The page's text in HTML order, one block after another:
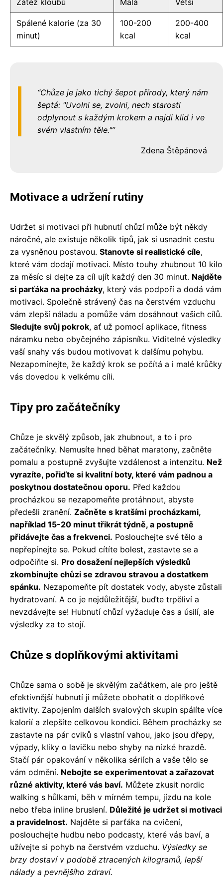
Zátěž kloubů Malá Větší
Spálené kalorie (za 30
minut)
100-200
kcal
200-400
kcal
Chůze je jako tichý šepot přírody, který nám
šeptá: "Uvolni se, zvolni, nech starosti
odplynout s každým krokem a najdi klid i ve
svém vlastním těle."
Zdena Štěpánová
Motivace a udržení rutiny
Udržet si motivaci při hubnutí chůzí může být někdy
náročné, ale existuje několik tipů, jak si usnadnit cestu
za vysněnou postavou. Stanovte si realistické cíle,
které vám dodají motivaci. Místo touhy zhubnout 10 kilo
za měsíc si dejte za cíl ujít každý den 30 minut. Najděte
si parťáka na procházky, který vás podpoří a dodá vám
motivaci. Společně strávený čas na čerstvém vzduchu
vám zlepší náladu a pomůže vám dosáhnout vašich cílů.
Sledujte svůj pokrok, ať už pomocí aplikace, fitness
náramku nebo obyčejného zápisníku. Viditelné výsledky
vaší snahy vás budou motivovat k dalšímu pohybu.
Nezapomínejte, že každý krok se počítá a i malé krůčky
vás dovedou k velkému cíli.
Tipy pro začátečníky
Chůze je skvělý způsob, jak zhubnout, a to i pro
začátečníky. Nemusíte hned běhat maratony, začněte
pomalu a postupně zvyšujte vzdálenost a intenzitu. Než
vyrazíte, pořiďte si kvalitní boty, které vám padnou a
poskytnou dostatečnou oporu. Před každou
procházkou se nezapomeňte protáhnout, abyste
předešli zranění. Začněte s kratšími procházkami,
například 15-20 minut třikrát týdně, a postupně
přidávejte čas a frekvenci. Poslouchejte své tělo a
nepřepínejte se. Pokud cítíte bolest, zastavte se a
odpočiňte si. Pro dosažení nejlepších výsledků
zkombinujte chůzi se zdravou stravou a dostatkem
spánku. Nezapomeňte pít dostatek vody, abyste zůstali
hydratovaní. A co je nejdůležitější, buďte trpěliví a
nevzdávejte se! Hubnutí chůzí vyžaduje čas a úsilí, ale
výsledky za to stojí.
Chůze s doplňkovými aktivitami
Chůze sama o sobě je skvělým začátkem, ale pro ještě
efektivnější hubnutí ji můžete obohatit o doplňkové
aktivity. Zapojením dalších svalových skupin spálíte více
kalorií a zlepšíte celkovou kondici. Během procházky se
zastavte na pár cviků s vlastní vahou, jako jsou dřepy,
výpady, kliky o lavičku nebo shyby na nízké hrazdě.
Stačí pár opakování v několika sériích a vaše tělo se
vám odmění. Nebojte se experimentovat a zařazovat
různé aktivity, které vás baví. Můžete zkusit nordic
walking s hůlkami, běh v mírném tempu, jízdu na kole
nebo třeba inline bruslení. Důležité je udržet si motivaci
a pravidelnost. Najděte si parťáka na cvičení,
poslouchejte hudbu nebo podcasty, které vás baví, a
užívejte si pohyb na čerstvém vzduchu. Výsledky se
brzy dostaví v podobě ztracených kilogramů, lepší
nálady a pevnějšího zdraví.